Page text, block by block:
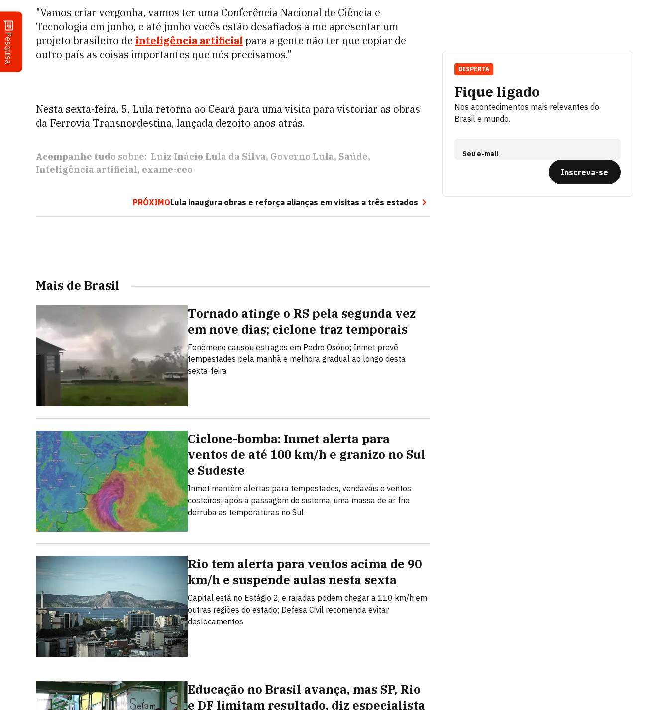
Pesquisa
"Vamos criar vergonha, vamos ter uma Conferência Nacional de Ciência e
Tecnologia em junho, e até junho vocês estão desafiados a me apresentar um
projeto brasileiro de inteligência artificial para a gente não ter que copiar de
outro país as coisas importantes que nós precisamos."
Nesta sexta-feira, 5, Lula retorna ao Ceará para uma visita para vistoriar as obras
da Ferrovia Transnordestina, lançada dezoito anos atrás.
Acompanhe tudo sobre: Luiz Inácio Lula da Silva Governo Lula Saúde
Inteligência artificial exame-ceo
PRÓXIMOLula inaugura obras e reforça alianças em visitas a três estados
Mais de Brasil
Tornado atinge o RS pela segunda vez
em nove dias; ciclone traz temporais
Fenômeno causou estragos em Pedro Osório; Inmet prevê
tempestades pela manhã e melhora gradual ao longo desta
sexta-feira
Ciclone-bomba: Inmet alerta para
ventos de até 100 km/h e granizo no Sul
e Sudeste
Inmet mantém alertas para tempestades, vendavais e ventos
costeiros; após a passagem do sistema, uma massa de ar frio
derruba as temperaturas no Sul
Rio tem alerta para ventos acima de 90
km/h e suspende aulas nesta sexta
Capital está no Estágio 2, e rajadas podem chegar a 110 km/h em
outras regiões do estado; Defesa Civil recomenda evitar
deslocamentos
Educação no Brasil avança, mas SP, Rio
e DF limitam resultado, diz especialista
Fique ligado
Nos acontecimentos mais relevantes do
Brasil e mundo.
Seu e-mail
Inscreva-se
DESPERTA